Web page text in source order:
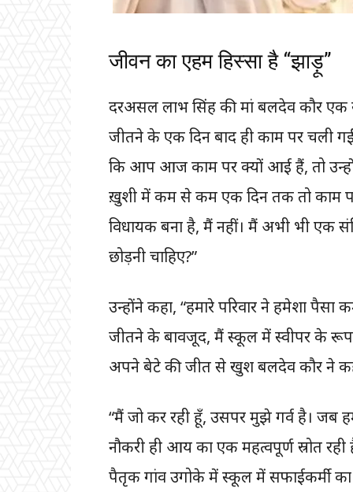
जीवन का एहम हिस्सा है “झाड़ू”
दरअसल लाभ सिंह की मां बलदेव कौर एक
जीतने के एक दिन बाद ही काम पर चली
कि आप आज काम पर क्यों आई हैं, तो
ख़ुशी में कम से कम एक दिन तक तो काम
विधायक बना है, मैं नहीं। मैं अभी भी एक
छोड़नी चाहिए?”
उन्होंने कहा, “हमारे परिवार ने हमेशा
जीतने के बावजूद, मैं स्कूल में स्वीपर के रूप
अपने बेटे की जीत से खुश बलदेव कौर ने कहा
“मैं जो कर रही हूँ, उसपर मुझे गर्व है। जब
नौकरी ही आय का एक महत्वपूर्ण स्रोत
पैतृक गांव उगोके में स्कूल में सफाईकर्मी का